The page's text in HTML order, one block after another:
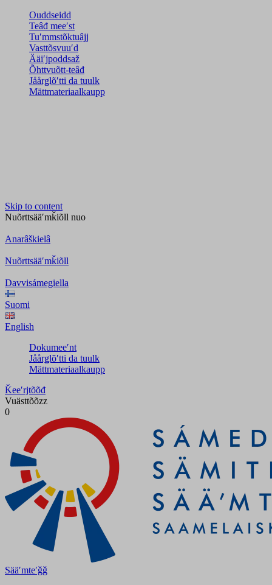
Ouddseidd
Teâđ meeʹst
Tuʹmmstõktuâjj
Vasttõsvuuʹd
Ääiʹjpoddsaž
Õhttvuõtt-teâđ
Jåårǥlõʹtti da tuulk
Mättmateriaalkaupp
Skip to content
Nuõrttsääʹmǩiõll nuo
Anarâškielâ
Nuõrttsääʹmǩiõll
Davvisámegiella
Suomi
English
Dokumeeʹnt
Jåårǥlõʹtti da tuulk
Mättmateriaalkaupp
Ǩeeʹrjtõõđ
Vuästtõõzz
0
Sääʹmteʹǧǧ